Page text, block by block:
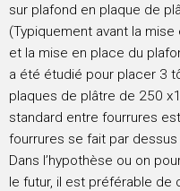
sur plafond en plaque de
(Typiquement avant la
et la mise en place du
a été étudié pour placer 3
plaques de plâtre de 250
standard entre fourrures
fourrures se fait par
Dans l’hypothèse ou on
le futur, il est préférable